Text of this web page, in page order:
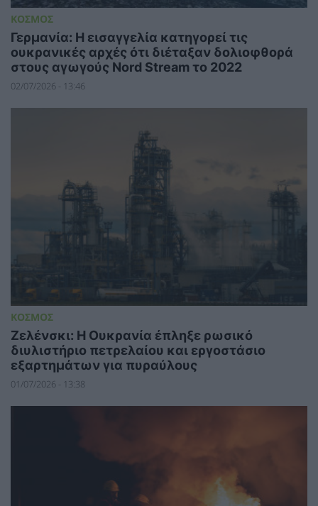
ΚΟΣΜΟΣ
Γερμανία: Η εισαγγελία κατηγορεί τις
ουκρανικές αρχές ότι διέταξαν δολιοφθορά
στους αγωγούς Nord Stream το 2022
02/07/2026 - 13:46
ΚΟΣΜΟΣ
Ζελένσκι: Η Ουκρανία έπληξε ρωσικό
διυλιστήριο πετρελαίου και εργοστάσιο
εξαρτημάτων για πυραύλους
01/07/2026 - 13:38